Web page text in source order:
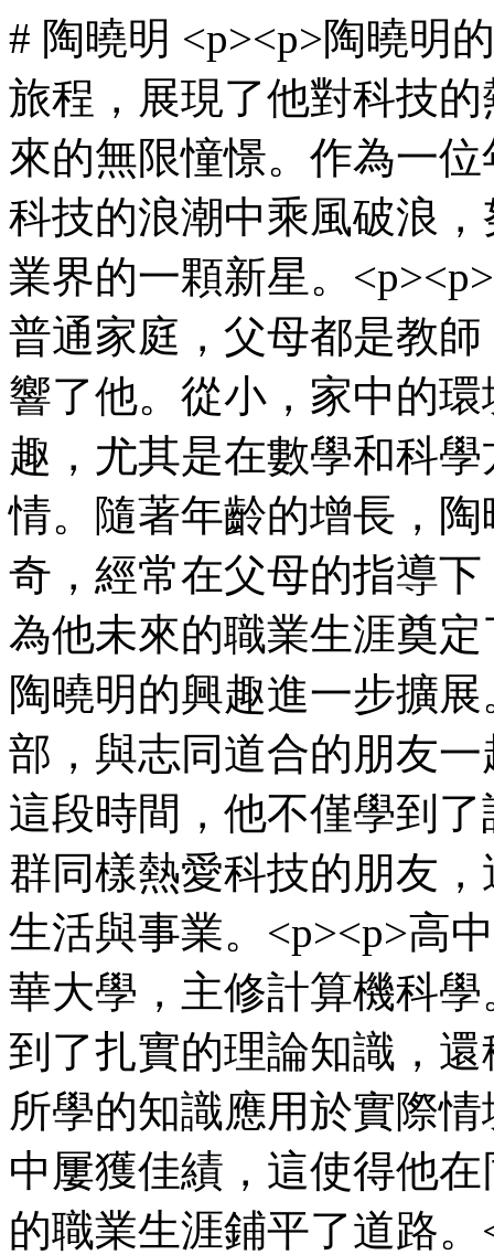
# 陶曉明 <p><p>陶曉明
旅程，展現了他對科技
來的無限憧憬。作為一
科技的浪潮中乘風破浪
業界的一顆新星。
普通家庭，父母都是教
響了他。從小，家中的
趣，尤其是在數學和科
情。隨著年齡的增長，
奇，經常在父母的指導
為他未來的職業生涯奠
陶曉明的興趣進一步擴
部，與志同道合的朋友
這段時間，他不僅學到
群同樣熱愛科技的朋友
生活與事業。<p><p>高
華大學，主修計算機科
到了扎實的理論知識，
所學的知識應用於實際
中屢獲佳績，這使得他
的職業生涯鋪平了道路